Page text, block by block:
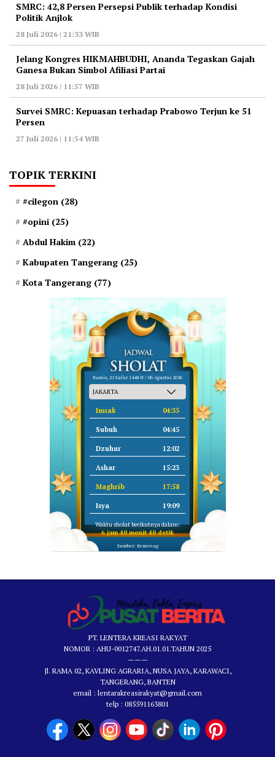
‎SMRC: 42,8 Persen Persepsi Publik terhadap Kondisi
Politik Anjlok
28 Juli 2026 | 21:33 WIB
‎Jelang Kongres HIKMAHBUDHI, Ananda Tegaskan Gajah
Ganesa Bukan Simbol Afiliasi Partai
28 Juli 2026 | 11:57 WIB
‎Survei SMRC: Kepuasan terhadap Prabowo Terjun ke 51
Persen
27 Juli 2026 | 11:54 WIB
TOPIK TERKINI
#cilegon (28)
#opini (25)
Abdul Hakim (22)
Kabupaten Tangerang (25)
Kota Tangerang (77)
Kamis, 21 Safar 1448 H / 06 Agustus 2026
Imsak 04:35
Subuh 04:45
Dzuhur 12:02
Ashar 15:23
Maghrib 17:58
Isya 19:09
Waktu sholat berikutnya dalam:
6 jam 40 menit 39 detik
Sumber: Kemenag
PT. LENTERA KREASI RAKYAT
NOMOR : AHU-0012747.AH.01.01.TAHUN 2025
———
Jl. RAMA 02, KAVLING AGRARIA, NUSA JAYA, KARAWACI,
TANGERANG, BANTEN
email : lentarakreasirakyat@gmail.com
telp : 085591163801